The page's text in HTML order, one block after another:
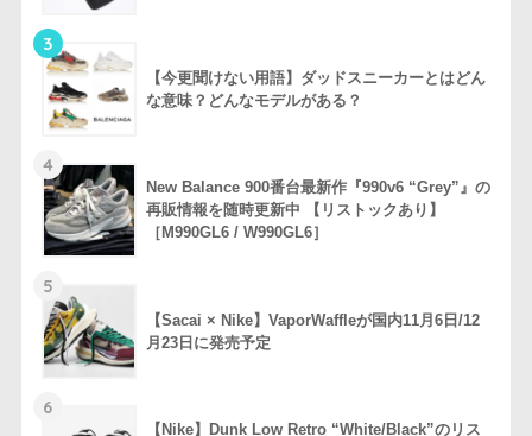
3
【今更聞けない用語】ダッドスニーカーとはどん
な意味？どんなモデルがある？
4
New Balance 900番台最新作『990v6 “Grey”』の
再販情報を随時更新中 【リストックあり】
［M990GL6 / W990GL6］
5
【Sacai × Nike】VaporWaffleが国内11月6日/12
月23日に発売予定
6
【Nike】Dunk Low Retro “White/Black”のリス